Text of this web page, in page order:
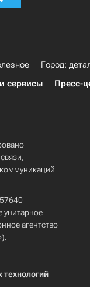
Город:
сервисы Пресс-
унитарное
агентство